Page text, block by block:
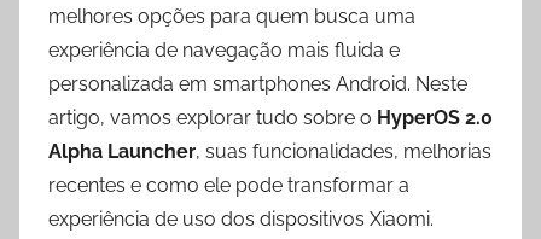
melhores opções para quem busca uma
experiência de navegação mais fluida e
personalizada em smartphones Android. Neste
artigo, vamos explorar tudo sobre o HyperOS 2.0
Alpha Launcher, suas funcionalidades, melhorias
recentes e como ele pode transformar a
experiência de uso dos dispositivos Xiaomi.